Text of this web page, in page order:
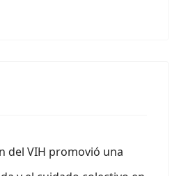
del VIH promovió una